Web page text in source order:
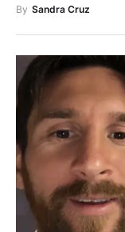
By Sandra Cruz